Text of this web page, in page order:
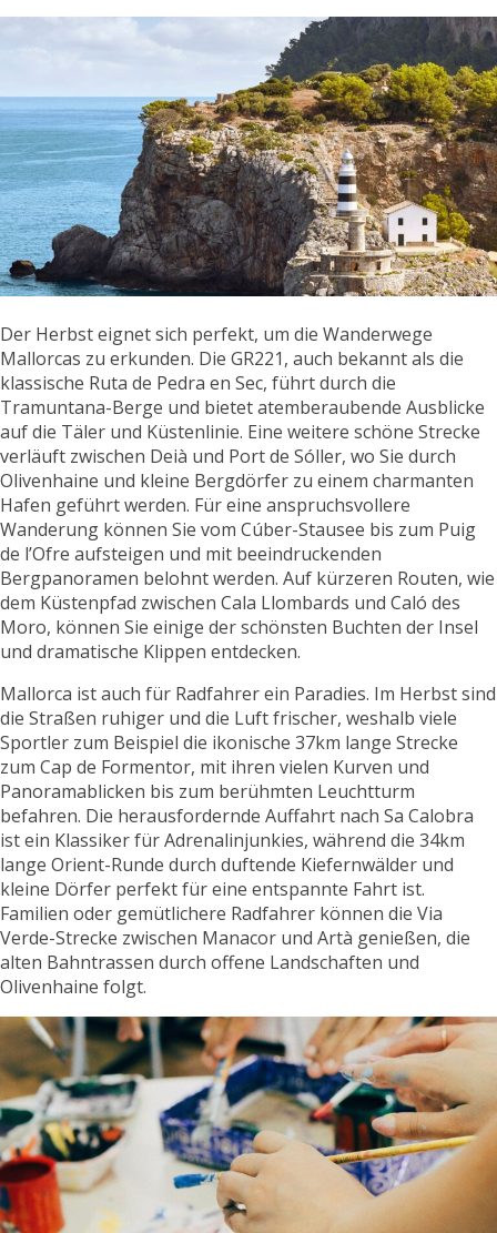
Der Herbst eignet sich perfekt, um die Wanderwege
Mallorcas zu erkunden. Die GR221, auch bekannt als die
klassische Ruta de Pedra en Sec, führt durch die
Tramuntana-Berge und bietet atemberaubende Ausblicke
auf die Täler und Küstenlinie. Eine weitere schöne Strecke
verläuft zwischen Deià und Port de Sóller, wo Sie durch
Olivenhaine und kleine Bergdörfer zu einem charmanten
Hafen geführt werden. Für eine anspruchsvollere
Wanderung können Sie vom Cúber-Stausee bis zum Puig
de l’Ofre aufsteigen und mit beeindruckenden
Bergpanoramen belohnt werden. Auf kürzeren Routen, wie
dem Küstenpfad zwischen Cala Llombards und Caló des
Moro, können Sie einige der schönsten Buchten der Insel
und dramatische Klippen entdecken.
Mallorca ist auch für Radfahrer ein Paradies. Im Herbst sind
die Straßen ruhiger und die Luft frischer, weshalb viele
Sportler zum Beispiel die ikonische 37km lange Strecke
zum Cap de Formentor, mit ihren vielen Kurven und
Panoramablicken bis zum berühmten Leuchtturm
befahren. Die herausfordernde Auffahrt nach Sa Calobra
ist ein Klassiker für Adrenalinjunkies, während die 34km
lange Orient-Runde durch duftende Kiefernwälder und
kleine Dörfer perfekt für eine entspannte Fahrt ist.
Familien oder gemütlichere Radfahrer können die Via
Verde-Strecke zwischen Manacor und Artà genießen, die
alten Bahntrassen durch offene Landschaften und
Olivenhaine folgt.